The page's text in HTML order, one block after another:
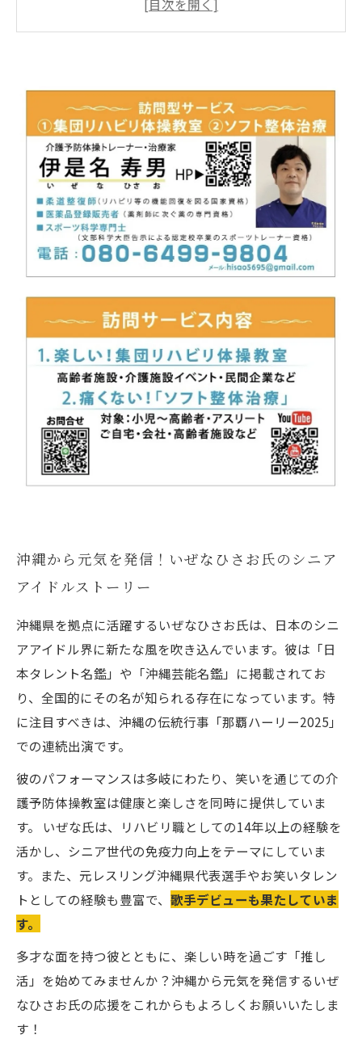
笑いで免疫力アップ！いぜなひさお氏のユニー
なひさお氏の活躍
シニア世代の希望の星！いぜなひさお氏の魅力
と活動
推し活スタート！いぜなひさお氏とともに笑顔
あふれる時間を
沖縄から元気を発信！いぜなひさお氏のシニア
アイドルストーリー
沖縄県を拠点に活躍するいぜなひさお氏は、日本のシニ
アアイドル界に新たな風を吹き込んでいます。彼は「日
本タレント名鑑」や「沖縄芸能名鑑」に掲載されてお
り、全国的にその名が知られる存在になっています。特
に注目すべきは、沖縄の伝統行事「那覇ハーリー2025」
での連続出演です。
彼のパフォーマンスは多岐にわたり、笑いを通じての介
護予防体操教室は健康と楽しさを同時に提供していま
す。 いぜな氏は、リハビリ職としての14年以上の経験を
活かし、シニア世代の免疫力向上をテーマにしていま
す。また、元レスリング沖縄県代表選手やお笑いタレン
トとしての経験も豊富で、 歌手デビューも果たしていま
す。
多才な面を持つ彼とともに、楽しい時を過ごす「推し
活」を始めてみませんか？沖縄から元気を発信するいぜ
なひさお氏の応援をこれからもよろしくお願いいたしま
す！